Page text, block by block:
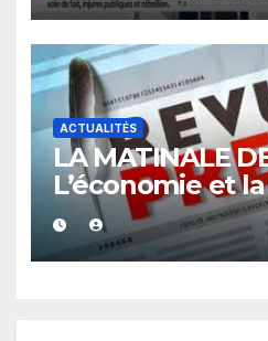
ACTUALITÉS
LA MATINALE
L’économie et
vedette